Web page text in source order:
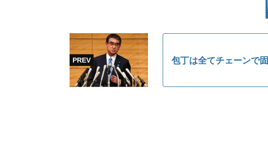
包丁は全てチェーンで